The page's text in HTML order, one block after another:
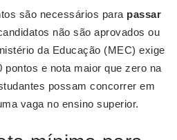
são necessários para passar
não são aprovados ou
da Educação (MEC) exige
pontos e nota maior que zero na
possam concorrer em
vaga no ensino superior.